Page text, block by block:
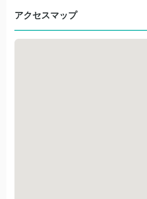
アクセスマップ